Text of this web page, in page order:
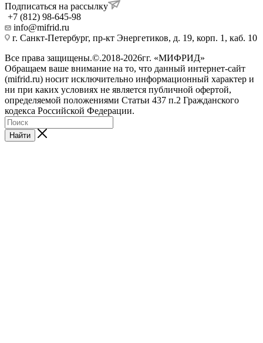
Подписаться на рассылку
+7 (812) 98-645-98
info@mifrid.ru
г. Санкт-Петербург, пр-кт Энергетиков, д. 19, корп. 1, каб. 10
Все права защищены.©.2018-2026гг. «МИФРИД»
Обращаем ваше внимание на то, что данный интернет-сайт
(mifrid.ru) носит исключительно информационный характер и
ни при каких условиях не является публичной офертой,
определяемой положениями Статьи 437 п.2 Гражданского
кодекса Российской Федерации.
Найти